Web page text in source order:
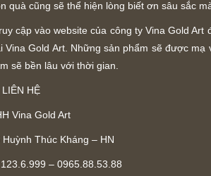
quà cũng sẽ thể hiện lòng biết ơn sâu sắc
cập vào website của công ty Vina Gold
Vina Gold Art. Những sản phẩm sẽ được
sẽ bền lâu với thời gian.
HỆ
Vina Gold Art
Thúc Kháng – HN
– 0965.88.53.88